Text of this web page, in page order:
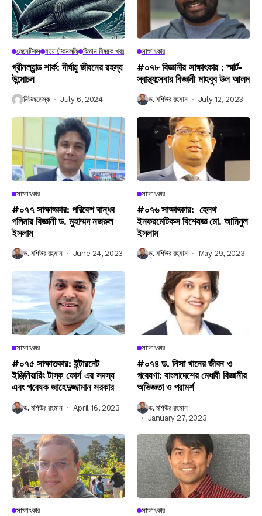
জেনেটিকস বায়োটেকনলজি বিজ্ঞান বিষয়ক খবর
গ্রীনল্যান্ড শার্ক: দীর্ঘায়ু জীবনের রহস্য
উন্মোচন
নিউজডেস্ক July 6, 2024
সাক্ষাৎকার
#০৭৮ বিজ্ঞানীর সাক্ষাৎকার : স্মার্ট-
স্বাস্থ্যসেবার বিজ্ঞানী মাহবুব উল আলম
ড. মশিউর রহমান July 12, 2023
সাক্ষাৎকার
#০৭৭ সাক্ষাৎকার: পরিবেশ বান্ধব
পলিমার বিজ্ঞানী ড. মুহাম্মদ নজরুল
ইসলাম
ড. মশিউর রহমান June 24, 2023
সাক্ষাৎকার
#০৭৬ সাক্ষাৎকার: হেলথ
ইনফরমেটিকস বিশেষজ্ঞ মো. আমিনুল
ইসলাম
ড. মশিউর রহমান May 29, 2023
সাক্ষাৎকার
#০৭৫ সাক্ষাতকার: ইন্টারনেট
ইঞ্জিনিয়ারিং টাস্ক ফোর্স এর সদস্য
এবং গবেষক জাহেদুজ্জামান সরকার
ড. মশিউর রহমান April 16, 2023
সাক্ষাৎকার
#০৭৪ ড. নিসা খানের জীবন ও
গবেষণা: বাংলাদেশের মেধাবী বিজ্ঞানীর
অভিজ্ঞতা ও পরামর্শ
ড. মশিউর রহমান
January 27, 2023
সাক্ষাৎকার সাক্ষাৎকার